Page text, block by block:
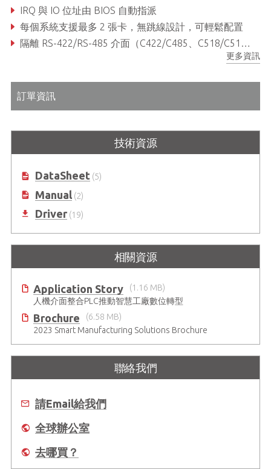
IRQ 與 IO 位址由 BIOS 自動指派
每個系統支援最多 2 張卡，無跳線設計，可輕鬆配置
隔離 RS-422/RS-485 介面（C422/C485、C518/C514）
更多資訊
訂單資訊
技術資源
DataSheet(5)
Manual(2)
Driver(19)
相關資源
Application Story
(1.16 MB)
人機介面整合PLC推動智慧工廠數位轉型
Brochure
(6.58 MB)
2023 Smart Manufacturing Solutions Brochure
聯絡我們
請Email給我們
全球辦公室
去哪買？